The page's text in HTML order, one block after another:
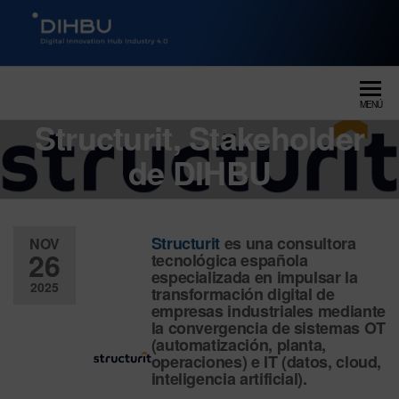
DIGITAL INNOVATION HUB
MENÚ
Structurit, Stakeholder
de DIHBU
NOV
26
2025
Structurites una consultora
tecnológica española
especializada en impulsar la
transformación digital de
empresas industriales mediante
la convergencia de sistemas OT
(automatización, planta,
operaciones) e IT (datos, cloud,
inteligencia artificial).